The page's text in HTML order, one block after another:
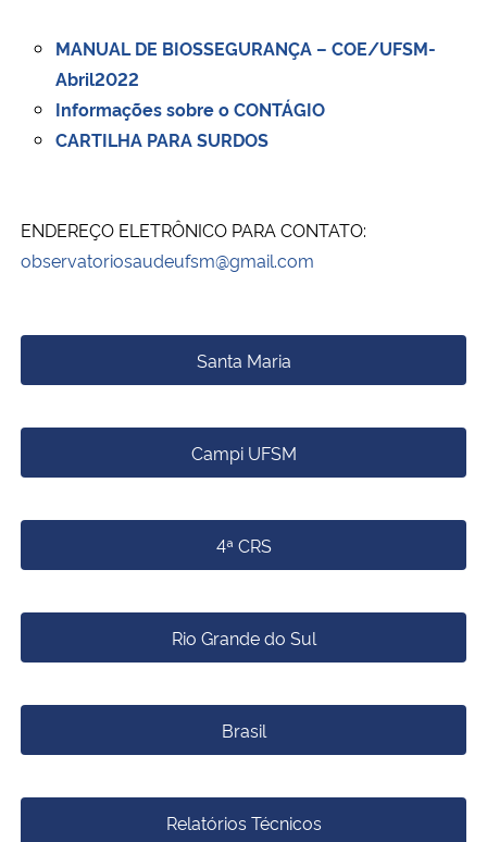
MANUAL DE BIOSSEGURANÇA – COE/UFSM-
Abril2022
Informações sobre o CONTÁGIO
CARTILHA PARA SURDOS
ENDEREÇO ELETRÔNICO PARA CONTATO:
observatoriosaudeufsm@gmail.com
Santa Maria
Campi UFSM
4ª CRS
Rio Grande do Sul
Brasil
Relatórios Técnicos